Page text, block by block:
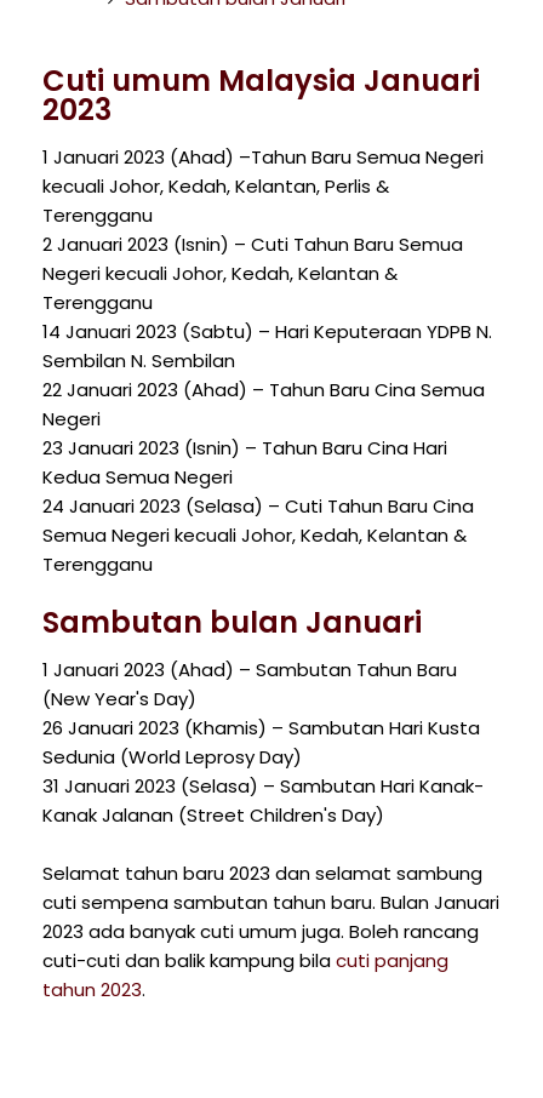
Cuti umum Malaysia Januari
2023
1 Januari 2023 (Ahad) –Tahun Baru Semua Negeri
kecuali Johor, Kedah, Kelantan, Perlis &
Terengganu
2 Januari 2023 (Isnin) – Cuti Tahun Baru Semua
Negeri kecuali Johor, Kedah, Kelantan &
Terengganu
14 Januari 2023 (Sabtu) – Hari Keputeraan YDPB N.
Sembilan N. Sembilan
22 Januari 2023 (Ahad) – Tahun Baru Cina Semua
Negeri
23 Januari 2023 (Isnin) – Tahun Baru Cina Hari
Kedua Semua Negeri
24 Januari 2023 (Selasa) – Cuti Tahun Baru Cina
Semua Negeri kecuali Johor, Kedah, Kelantan &
Terengganu
Sambutan bulan Januari
1 Januari 2023 (Ahad) – Sambutan Tahun Baru
(New Year's Day)
26 Januari 2023 (Khamis) – Sambutan Hari Kusta
Sedunia (World Leprosy Day)
31 Januari 2023 (Selasa) – Sambutan Hari Kanak-
Kanak Jalanan (Street Children's Day)
Selamat tahun baru 2023 dan selamat sambung
cuti sempena sambutan tahun baru. Bulan Januari
2023 ada banyak cuti umum juga. Boleh rancang
cuti-cuti dan balik kampung bilacuti panjang
tahun 2023.